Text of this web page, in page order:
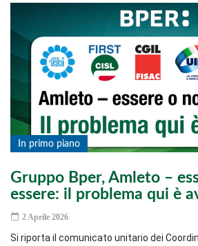
In primo piano
Gruppo Bper, Amleto –
essere: il problema qui è
2 Aprile 2026
Si riporta il comunicato unitario dei